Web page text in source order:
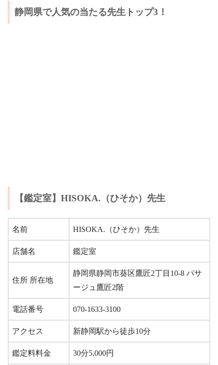
静岡県で人気の当たる先生トップ3！
【鑑定室】HISOKA.（ひそか）先生
名前 HISOKA.（ひそか）先生
店舗名 鑑定室
住所 所在地
静岡県静岡市葵区鷹匠2丁目10-8 パサ
ージュ鷹匠2階
電話番号 070-1633-3100
アクセス 新静岡駅から徒歩10分
鑑定料料金 30分5,000円